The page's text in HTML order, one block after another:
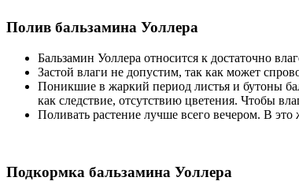
Полив бальзамина Уоллера
Бальзамин Уоллера относится к достаточно
Застой влаги не допустим, так как может
Поникшие в жаркий период листья и бутоны
как следствие, отсутствию цветения. Чтобы
Поливать растение лучше всего вечером. В
Подкормка бальзамина Уоллера